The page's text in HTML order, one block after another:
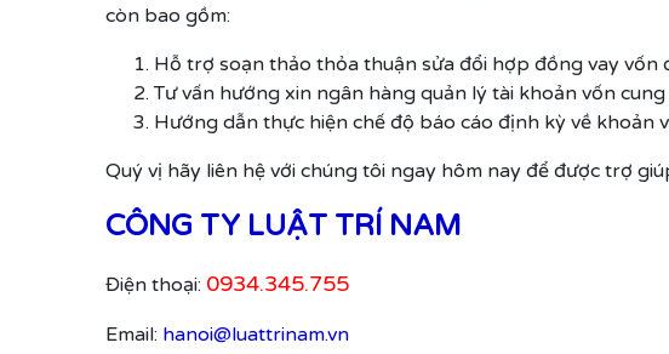
còn bao gồm:
Hỗ trợ soạn thảo thỏa thuận sửa đổi hợp đồng vay vốn
Tư vấn hướng xin ngân hàng quản lý tài khoản vốn
Hướng dẫn thực hiện chế độ báo cáo định kỳ về khoản
Quý vị hãy liên hệ với chúng tôi ngay hôm nay để được trợ
CÔNG TY LUẬT TRÍ NAM
Điện thoại: 0934.345.755
Email: hanoi@luattrinam.vn